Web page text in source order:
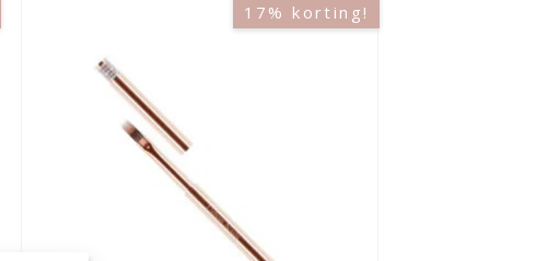
17% korting!